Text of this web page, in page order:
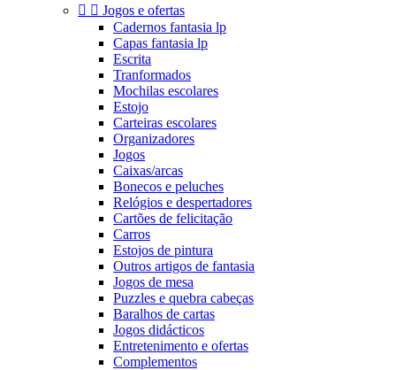
  Jogos e ofertas
Cadernos fantasia lp
Capas fantasia lp
Escrita
Tranformados
Mochilas escolares
Estojo
Carteiras escolares
Organizadores
Jogos
Caixas/arcas
Bonecos e peluches
Relógios e despertadores
Cartões de felicitação
Carros
Estojos de pintura
Outros artigos de fantasia
Jogos de mesa
Puzzles e quebra cabeças
Baralhos de cartas
Jogos didácticos
Entretenimento e ofertas
Complementos